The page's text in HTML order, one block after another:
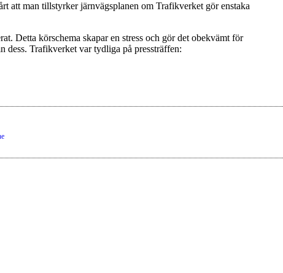
att man tillstyrker järnvägsplanen om Trafikverket gör enstaka
Detta körschema skapar en stress och gör det obekvämt för
dess. Trafikverket var tydliga på pressträffen: